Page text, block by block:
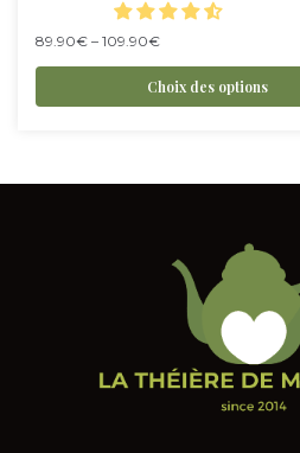
89.90€ – 109.90€
Choix des options